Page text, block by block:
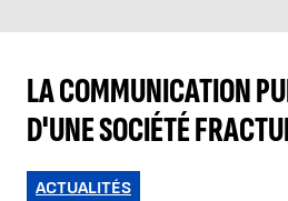
LA COMMUNICATION
D'UNE SOCIÉTÉ
ACTUALITÉS